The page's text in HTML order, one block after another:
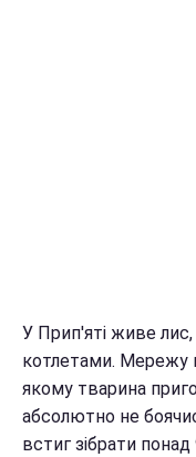
У Прип'яті живе
котлетами. Мережу
якому тварина
абсолютно не
встиг зібрати